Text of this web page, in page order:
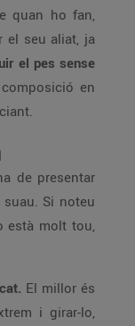
quan ho fan,
el seu aliat, ja
el pes sense
en
de presentar
Si noteu
està molt tou,
El millor és
i girar-lo,